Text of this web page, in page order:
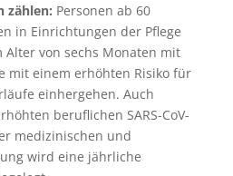
zählen: Personen ab 60
in Einrichtungen der Pflege
Alter von sechs Monaten mit
mit einem erhöhten Risiko für
einhergehen. Auch
beruflichen SARS-CoV-
medizinischen und
wird eine jährliche